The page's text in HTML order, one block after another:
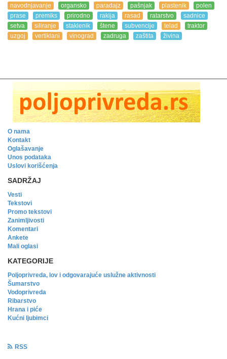
navodnjavanje
organsko paradajz pašnjak plastenik
polen
prase
premiks prirodno rakija rasad ratarstvo
sadnice
setva
siliranje staklenik štene subvencije telad
traktor
uzgoj
vertiklani vinograd zadruga zaštita živina
O nama
Kontakt
Oglašavanje
Unos podataka
Uslovi korišćenja
SADRŽAJ
Vesti
Tekstovi
Promo tekstovi
Zanimljivosti
Komentari
Ankete
Mali oglasi
KATEGORIJE
Poljoprivreda, lov i odgovarajuće uslužne aktivnosti
Šumarstvo
Vodoprivreda
Ribarstvo
Hrana i piće
Kućni ljubimci
RSS